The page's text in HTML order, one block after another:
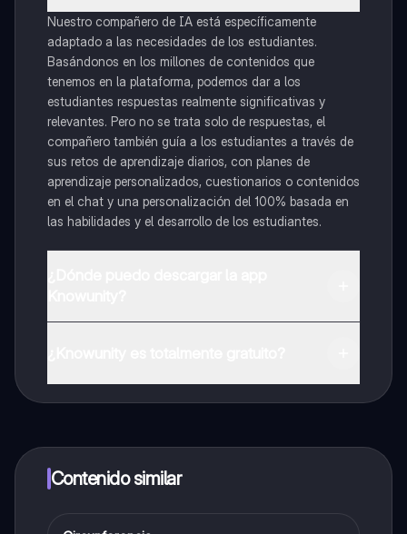
Nuestro compañero de IA está específicamente
adaptado a las necesidades de los estudiantes.
Basándonos en los millones de contenidos que
tenemos en la plataforma, podemos dar a los
estudiantes respuestas realmente significativas y
relevantes. Pero no se trata solo de respuestas, el
compañero también guía a los estudiantes a través de
sus retos de aprendizaje diarios, con planes de
aprendizaje personalizados, cuestionarios o contenidos
en el chat y una personalización del 100% basada en
las habilidades y el desarrollo de los estudiantes.
a determinadas funciones.
Contenido similar